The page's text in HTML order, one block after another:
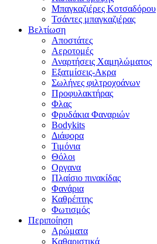
Μπαγκαζιέρες Κοτσαδόρου
Τσάντες μπαγκαζιέρας
Βελτίωση
Αποστάτες
Αεροτομές
Αναρτήσεις Χαμηλώματος
Εξατμίσεις-Ακρα
Σωλήνες φιλτροχοάνων
Προφυλακτήρας
Φλας
Φρυδάκια Φαναριών
Bodykits
Διάφορα
Τιμόνια
Θόλοι
Οργανα
Πλαίσιο πινακίδας
Φανάρια
Καθρέπτης
Φωτισμός
Περιποίηση
Αρώματα
Καθαριστικά